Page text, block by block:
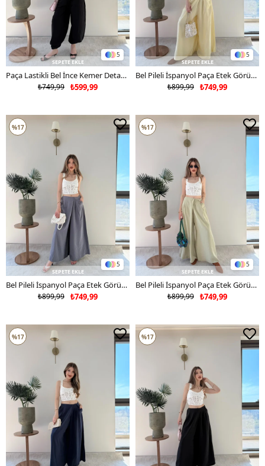
5
SEPETE EKLE
Paça Lastikli Bel İnce Kemer Detay Balon Tensel Pantolon Siyah 2282
₺599,99
₺749,99
5
SEPETE EKLE
Bel Pileli İspanyol Paça Etek Görünümlü Tensel Pantolon Sarı 2250
₺749,99
₺899,99
5
SEPETE EKLE
Bel Pileli İspanyol Paça Etek Görünümlü Tensel Pantolon Antrasit 2250
₺749,99
₺899,99
%17
5
SEPETE EKLE
Bel Pileli İspanyol Paça Etek Görünümlü Tensel Pantolon Haki 2250
₺749,99
₺899,99
%17
%17 %17